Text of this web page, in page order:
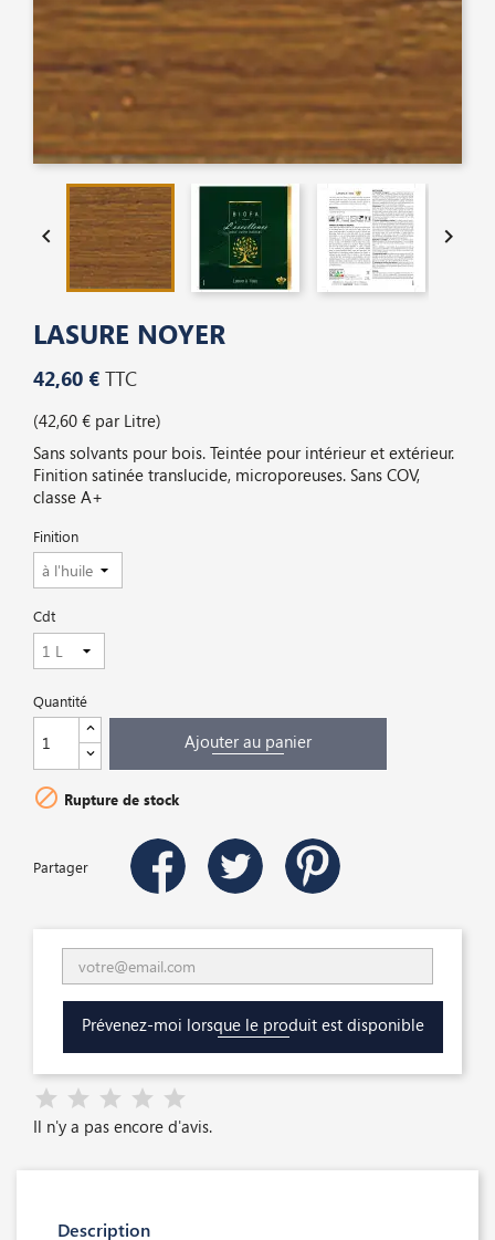
 
LASURE NOYER
42,60 € TTC
(42,60 € par Litre)
Sans solvants pour bois. Teintée pour intérieur et extérieur.
Finition satinée translucide, microporeuses. Sans COV,
classe A+
Finition
Cdt
Quantité
Ajouter au panier
 Rupture de stock
Partager
Prévenez-moi lorsque le produit est disponible
Il n'y a pas encore d'avis.
Description